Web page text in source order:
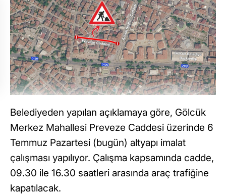
Belediyeden yapılan açıklamaya göre, Gölcük
Merkez Mahallesi Preveze Caddesi üzerinde 6
Temmuz Pazartesi (bugün) altyapı imalat
çalışması yapılıyor. Çalışma kapsamında cadde,
09.30 ile 16.30 saatleri arasında araç trafiğine
kapatılacak.